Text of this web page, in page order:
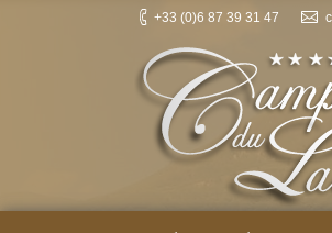
+33 (0)6 87 39 31 47